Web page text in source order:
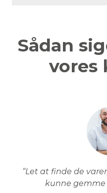
Sådan
vores
“Let at finde de
kunne gemme